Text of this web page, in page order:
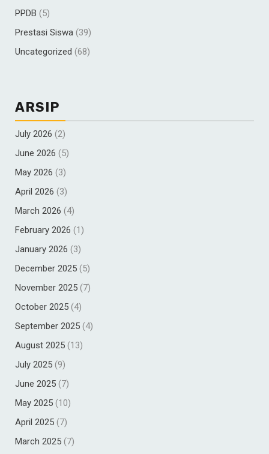
PPDB (5)
Prestasi Siswa (39)
Uncategorized (68)
ARSIP
July 2026 (2)
June 2026 (5)
May 2026 (3)
April 2026 (3)
March 2026 (4)
February 2026 (1)
January 2026 (3)
December 2025 (5)
November 2025 (7)
October 2025 (4)
September 2025 (4)
August 2025 (13)
July 2025 (9)
June 2025 (7)
May 2025 (10)
April 2025 (7)
March 2025 (7)